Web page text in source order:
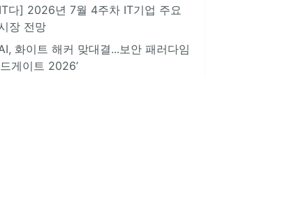
다] 2026년 7월 4주차 IT기업 주요
장 전망
화이트 해커 맞대결...보안 패러다임
게이트 2026’